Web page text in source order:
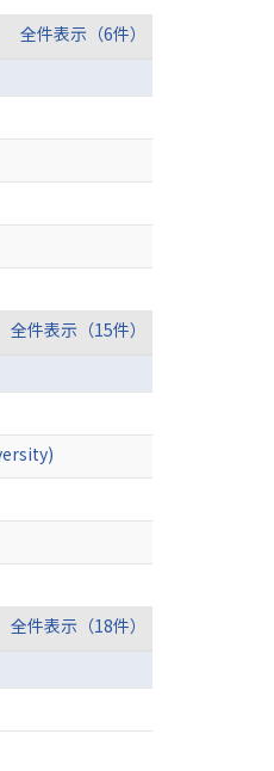
全件表示（6件）
全件表示（15件）
全件表示（18件）